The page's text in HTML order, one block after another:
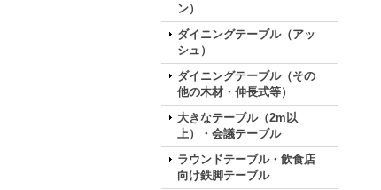
ン）
ダイニングテーブル（アッ
シュ）
ダイニングテーブル（その
他の木材・伸長式等）
大きなテーブル（2m以
上）・会議テーブル
ラウンドテーブル・飲食店
向け鉄脚テーブル